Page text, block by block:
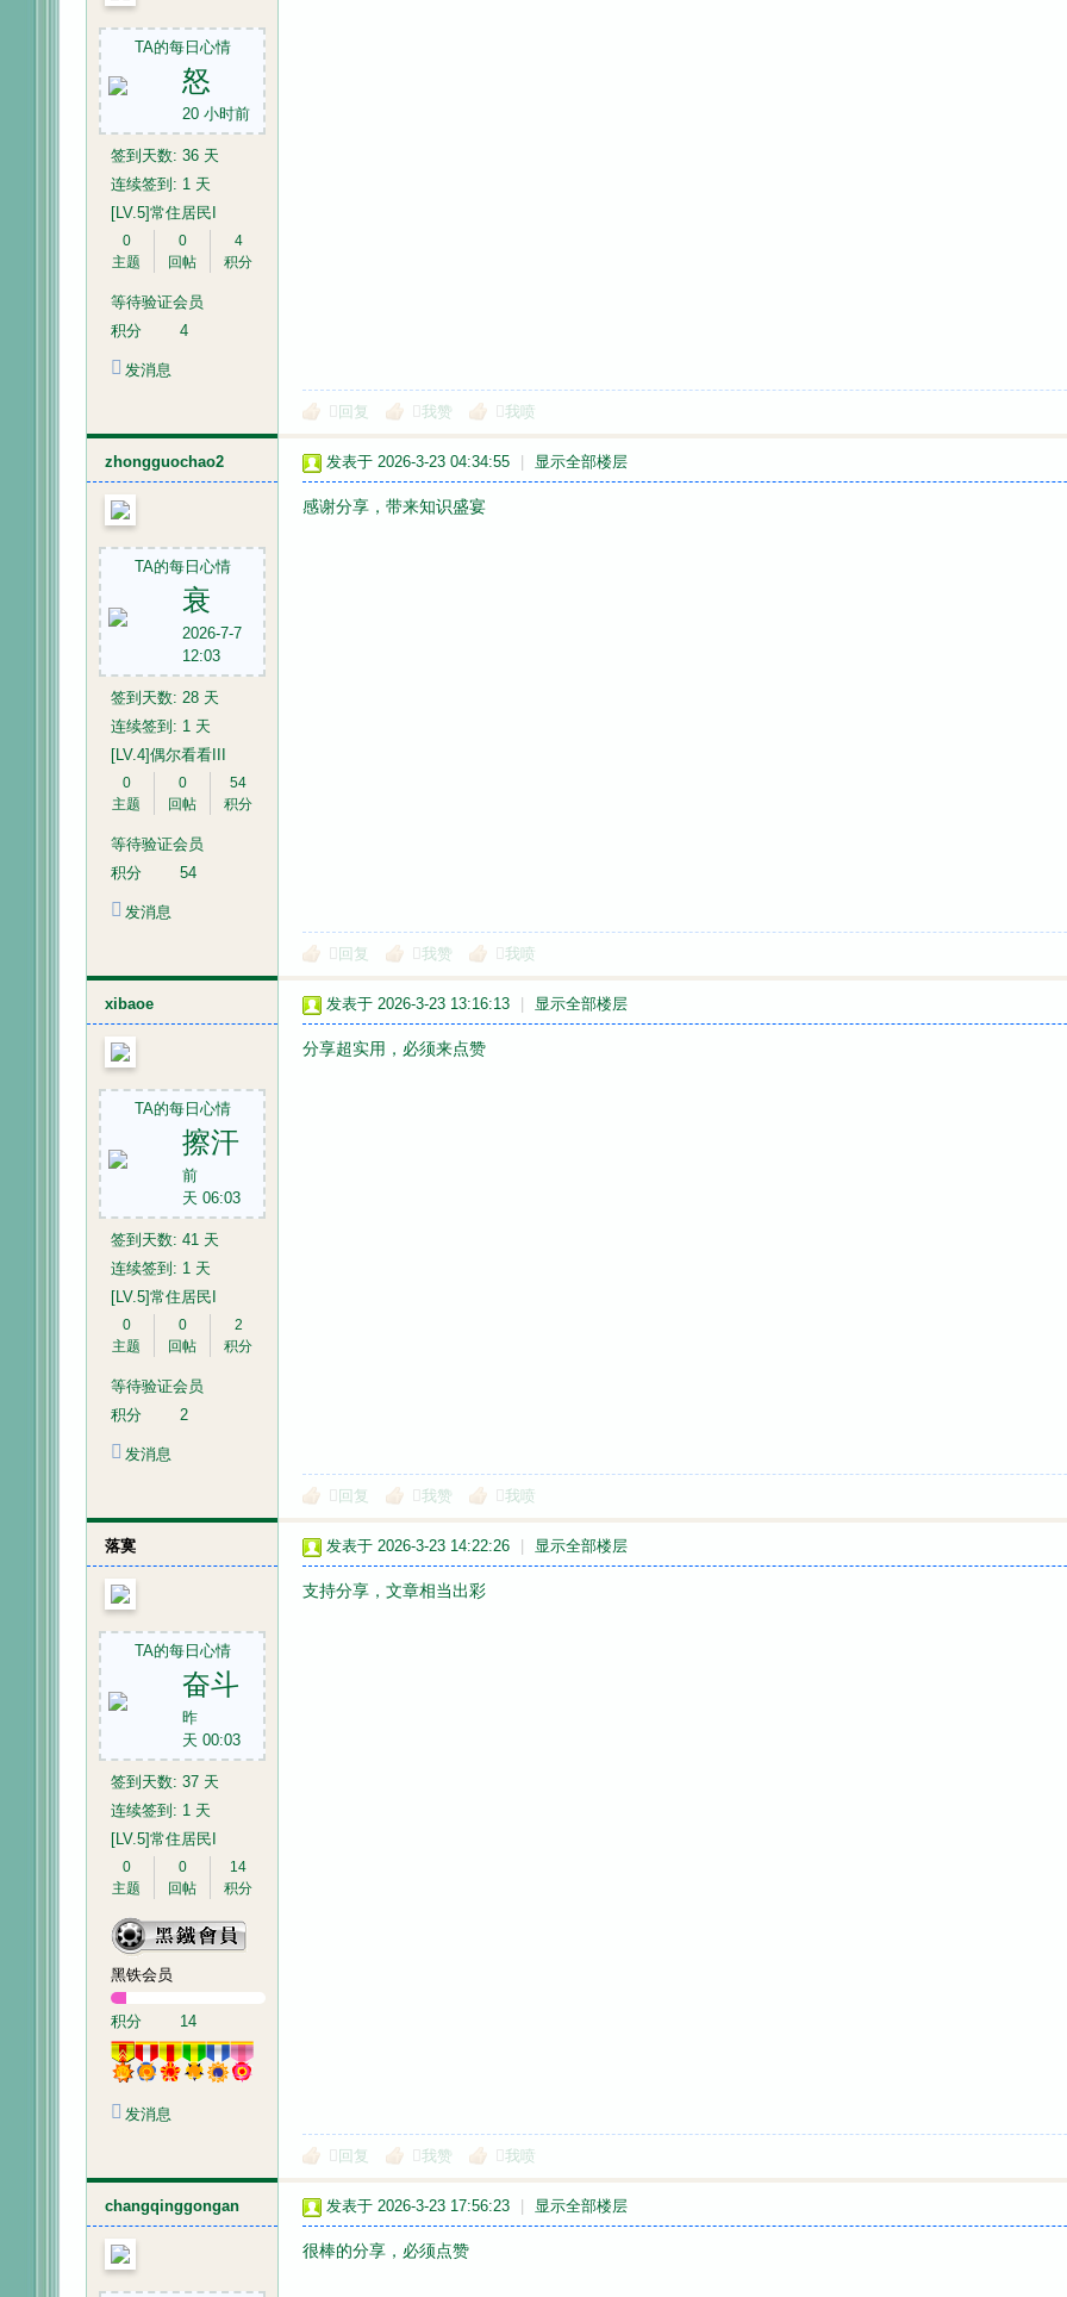
TA的每日心情
怒
20 小时前
签到天数: 36 天
连续签到: 1 天
[LV.5]常住居民I
0
主题
0
回帖
4
积分
等待验证会员
积分
4
发消息
回复 我赞 我喷
zhongguochao2
TA的每日心情
衰
2026-7-7
12:03
签到天数: 28 天
连续签到: 1 天
[LV.4]偶尔看看III
0
主题
0
回帖
54
积分
等待验证会员
积分
54
发消息
发表于 2026-3-23 04:34:55 显示全部楼层
感谢分享，带来知识盛宴
回复 我赞 我喷
xibaoe
TA的每日心情
擦汗
前
天 06:03
签到天数: 41 天
连续签到: 1 天
[LV.5]常住居民I
0
主题
0
回帖
2
积分
等待验证会员
积分
2
发消息
发表于 2026-3-23 13:16:13 显示全部楼层
分享超实用，必须来点赞
回复 我赞 我喷
落寞
TA的每日心情
奋斗
昨
天 00:03
签到天数: 37 天
连续签到: 1 天
[LV.5]常住居民I
0
主题
0
回帖
14
积分
黑铁会员
积分 14
发消息
发表于 2026-3-23 14:22:26 显示全部楼层
支持分享，文章相当出彩
回复 我赞 我喷
changqinggongan 发表于 2026-3-23 17:56:23 显示全部楼层
很棒的分享，必须点赞